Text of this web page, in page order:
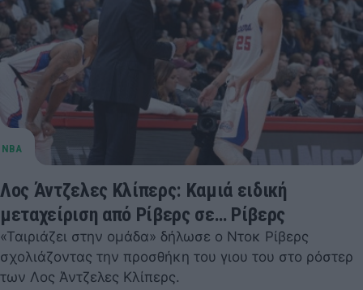
Λος Άντζελες Κλίπερς: Καμιά ειδική
μεταχείριση από Ρίβερς σε… Ρίβερς
«Ταιριάζει στην ομάδα» δήλωσε ο Ντοκ Ρίβερς
σχολιάζοντας την προσθήκη του γιου του στο ρόστερ
των Λος Άντζελες Κλίπερς.